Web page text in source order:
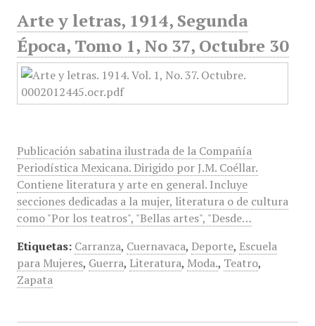
Arte y letras, 1914, Segunda
Época, Tomo 1, No 37, Octubre 30
Publicación sabatina ilustrada de la Compañía
Periodística Mexicana. Dirigido por J.M. Coéllar.
Contiene literatura y arte en general. Incluye
secciones dedicadas a la mujer, literatura o de cultura
como "Por los teatros", "Bellas artes", "Desde…
Etiquetas: Carranza, Cuernavaca, Deporte, Escuela
para Mujeres, Guerra, Literatura, Moda., Teatro,
Zapata